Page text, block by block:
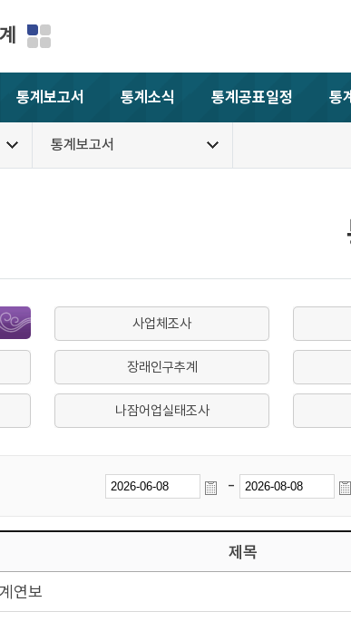
통계보고서 통계소식 통계공표일정 통
통계보고서
사업체조사
장래인구추계
나잠어업실태조사
-
제목
연보